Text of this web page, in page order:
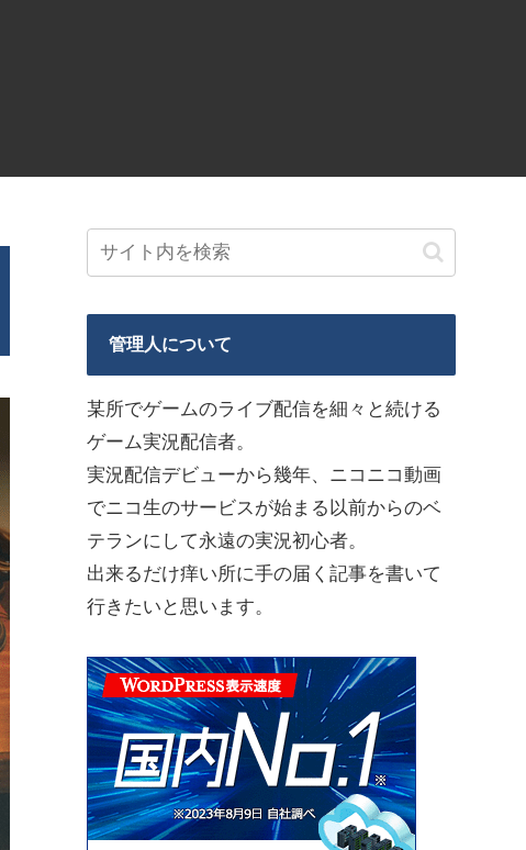
管理人について
某所でゲームのライブ配信を細々と続ける
ゲーム実況配信者。
実況配信デビューから幾年、ニコニコ動画
でニコ生のサービスが始まる以前からのベ
テランにして永遠の実況初心者。
出来るだけ痒い所に手の届く記事を書いて
行きたいと思います。